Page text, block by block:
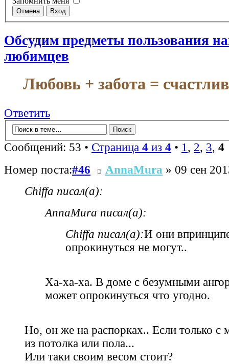
Обсудим предметы пользования
любимцев
Любовь + забота =
Ответить
Сообщений: 53 • Страница 4 из 4 • 1 , 2, 3, 4
Номер поста:#46 AnnaMura » 09 сен
Chiffa писал(а):
AnnaMura писал(а):
Chiffa писал(а):И они
опрокинуться не могут..
Ха-ха-ха. В доме с безумными
может опрокинуться что угодно.
Но, он же на распорках.. Если только с
из потолка или пола...
Или таки своим весом стоит?